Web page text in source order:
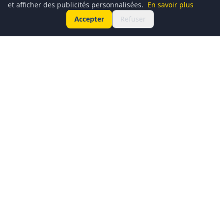
et afficher des publicités personnalisées. En savoir plus
Accepter
Refuser